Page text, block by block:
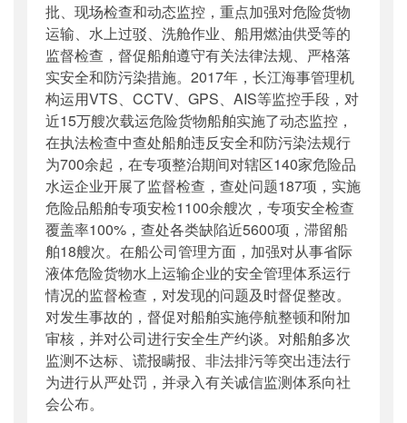
批、现场检查和动态监控，重点加强对危险货物
运输、水上过驳、洗舱作业、船用燃油供受等的
监督检查，督促船舶遵守有关法律法规、严格落
实安全和防污染措施。2017年，长江海事管理机
构运用VTS、CCTV、GPS、AIS等监控手段，对
近15万艘次载运危险货物船舶实施了动态监控，
在执法检查中查处船舶违反安全和防污染法规行
为700余起，在专项整治期间对辖区140家危险品
水运企业开展了监督检查，查处问题187项，实施
危险品船舶专项安检1100余艘次，专项安全检查
覆盖率100%，查处各类缺陷近5600项，滞留船
舶18艘次。在船公司管理方面，加强对从事省际
液体危险货物水上运输企业的安全管理体系运行
情况的监督检查，对发现的问题及时督促整改。
对发生事故的，督促对船舶实施停航整顿和附加
审核，并对公司进行安全生产约谈。对船舶多次
监测不达标、谎报瞒报、非法排污等突出违法行
为进行从严处罚，并录入有关诚信监测体系向社
会公布。